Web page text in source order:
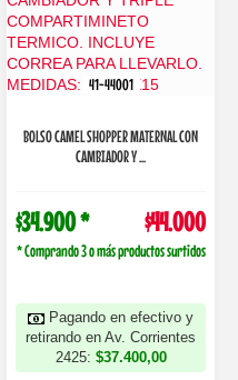
41-44001
BOLSO CAMEL SHOPPER MATERNAL CON
CAMBIADOR Y ...
$34.900 * $44.000
* Comprando 3 o más productos surtidos
Pagando en efectivo y
retirando en Av. Corrientes
2425: $37.400,00